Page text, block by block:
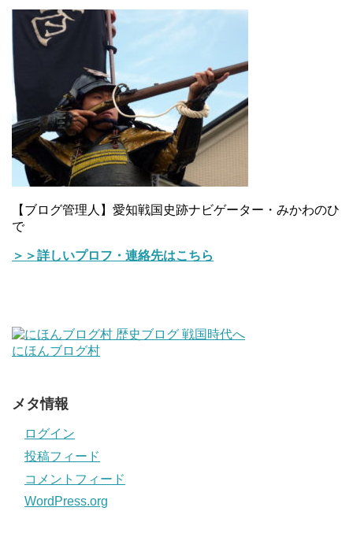
【ブログ管理人】愛知戦国史跡ナビゲーター・みかわのひ
で
＞＞詳しいプロフ・連絡先はこちら
にほんブログ村
メタ情報
ログイン
投稿フィード
コメントフィード
WordPress.org